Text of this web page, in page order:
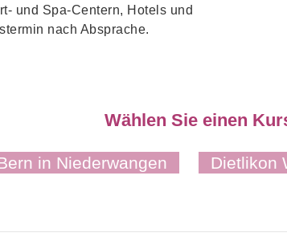
und Spa-Centern, Hotels und
nach Absprache.
Wählen Sie einen
in Niederwangen Dietlikon